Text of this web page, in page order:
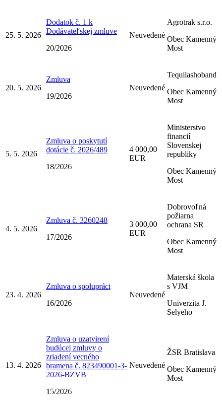
25. 5. 2026
Dodatok č. 1 k
Dodávateľskej zmluve
20/2026
Neuvedené
Agrotrak s.r.o.
Obec Kamenný
Most
20. 5. 2026
Zmluva
19/2026
Neuvedené
Tequilashoband
Obec Kamenný
Most
5. 5. 2026
Zmluva o poskytutí
dotácie č. 2026/489
18/2026
4 000,00
EUR
Ministerstvo
financií
Slovenskej
republiky
Obec Kamenný
Most
4. 5. 2026
Zmluva č. 3260248
17/2026
3 000,00
EUR
Dobrovoľná
požiarna
ochrana SR
Obec Kamenný
Most
23. 4. 2026
Zmluva o spolupráci
16/2026
Neuvedené
Materská škola
s VJM
Univerzita J.
Selyeho
13. 4. 2026
Zmluva o uzatvirení
budúcej zmluvy o
zriadení vecného
bramena č. 823490001-3-
2026-BZVB
15/2026
Neuvedené
ŽSR Bratislava
Obec Kamenný
Most